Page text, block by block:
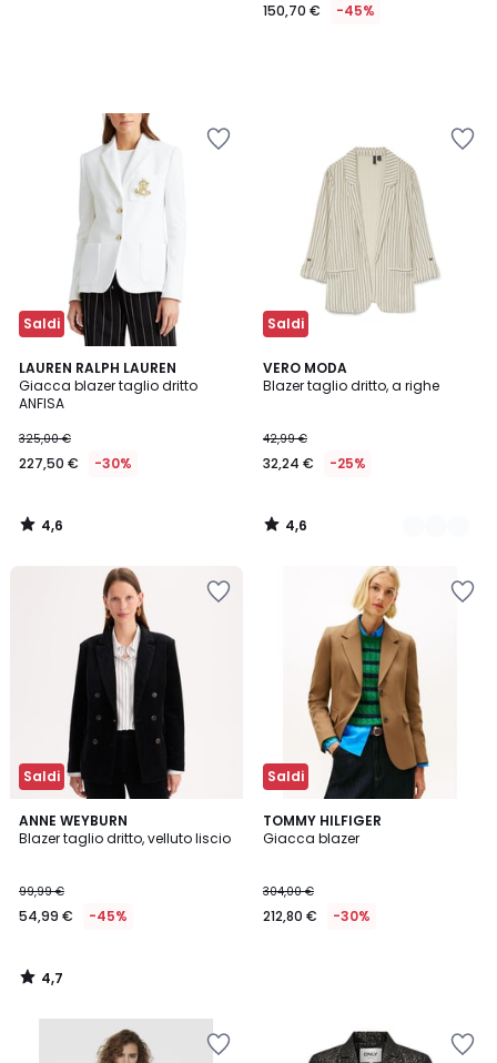
150,70 € -45%
Saldi
LAUREN RALPH LAUREN
Giacca blazer taglio dritto
ANFISA
325,00 €
227,50 € -30%
4,6
/ 5
4,6
/
Saldi
VERO MODA
Blazer taglio dritto, a righe
42,99 €
32,24 € -25%
4,6
/ 5
2
Colori
4,6
/
Saldi
ANNE WEYBURN
Blazer taglio dritto, velluto liscio
99,99 €
54,99 € -45%
4,7
/ 5
4,7
/
Saldi
TOMMY HILFIGER
Giacca blazer
304,00 €
212,80 € -30%